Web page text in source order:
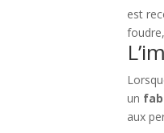
est
un
aux